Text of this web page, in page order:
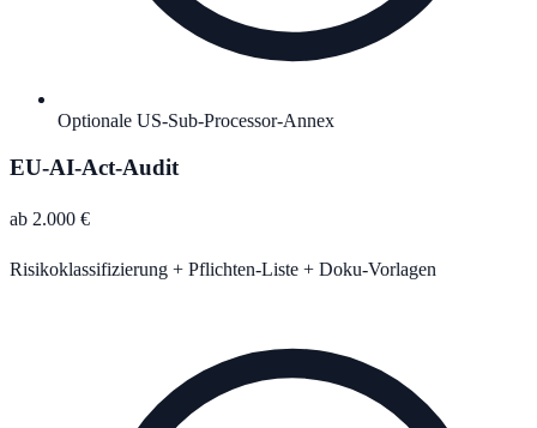
Optionale US-Sub-Processor-Annex
EU-AI-Act-Audit
ab 2.000 €
Risikoklassifizierung + Pflichten-Liste + Doku-Vorlagen